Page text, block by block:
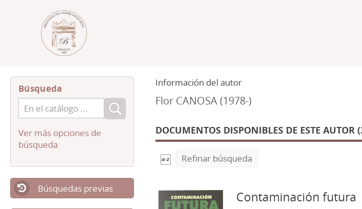
Información del autor
Flor CANOSA (1978-)
DOCUMENTOS DISPONIBLES DE ESTE AUTOR
Refinar búsqueda
Contaminación futura
Búsqueda
Ver más opciones de
búsqueda
Búsquedas previas